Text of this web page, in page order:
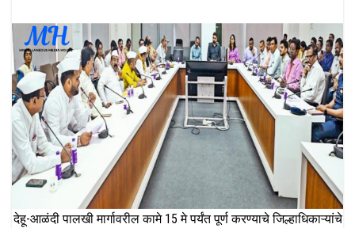
देहू-आळंदी पालखी मार्गावरील कामे 15 मे पर्यंत पूर्ण करण्याचे जिल्हाधिकाऱ्यांचे